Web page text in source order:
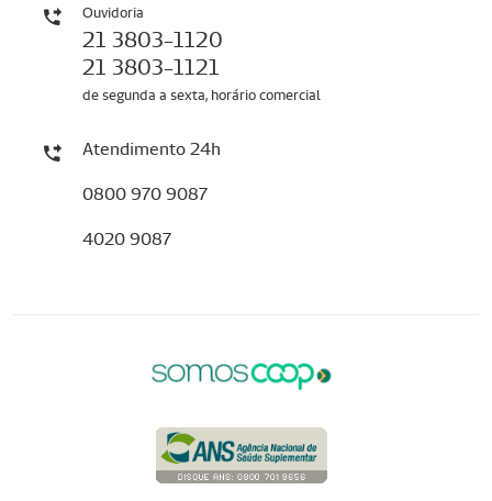
Ouvidoria
21 3803-1120
21 3803-1121
de segunda a sexta, horário comercial
Atendimento 24h
0800 970 9087
4020 9087